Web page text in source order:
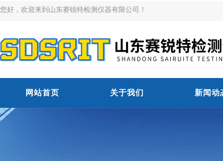
您好，欢迎来到山东赛锐特检测仪器有限公司！
网站首页 关于我们 新闻动